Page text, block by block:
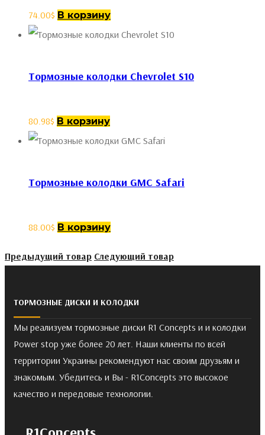
74.00$ В корзину
Тормозные колодки Chevrolet S10
80.98$ В корзину
Тормозные колодки GMC Safari
88.00$ В корзину
Предыдущий товар Следующий товар
ТОРМОЗНЫЕ ДИСКИ И КОЛОДКИ
Мы реализуем тормозные диски R1 Concepts и и колодки
Power stop уже более 20 лет. Наши клиенты по всей
территории Украины рекомендуют нас своим друзьям и
знакомым. Убедитесь и Вы - R1Concepts это высокое
качество и передовые технологии.